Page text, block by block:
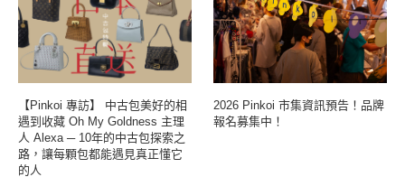
【Pinkoi 專訪】 中古包美好的相
遇到收藏 Oh My Goldness 主理
人 Alexa ─ 10年的中古包探索之
路，讓每顆包都能遇見真正懂它
的人
2026 Pinkoi 市集資訊預告！品牌
報名募集中！